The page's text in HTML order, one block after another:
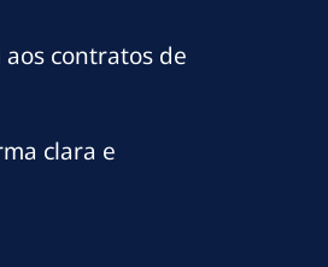
contratos de
clara e